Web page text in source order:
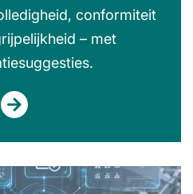
conformiteit
– met